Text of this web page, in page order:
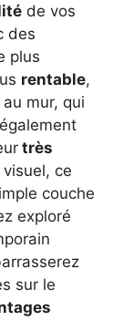
de vos
des
plus
rentable,
mur, qui
très
ce
couche
exploré
sur le